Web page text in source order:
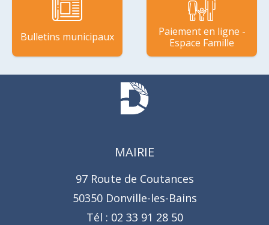
Bulletins municipaux
Paiement en ligne -
Espace Famille
MAIRIE
97 Route de Coutances
50350 Donville-les-Bains
Tél : 02 33 91 28 50